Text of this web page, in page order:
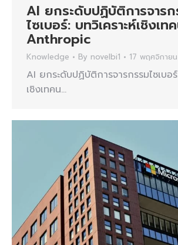
AI ยกระดับปฏิบัติการจาร
ไซเบอร์: บทวิเคราะห์เชิงเท
Anthropic
Knowledge By novelbi1 17 พฤศจิกาย
AI ยกระดับปฏิบัติการจารกรรมไซเบอ
เชิงเทคน…